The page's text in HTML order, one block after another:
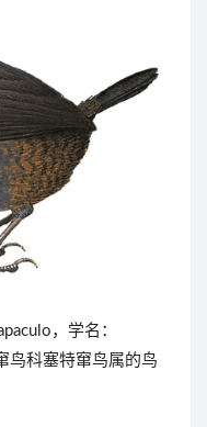
，学名：
鸟科塞特窜鸟属的鸟